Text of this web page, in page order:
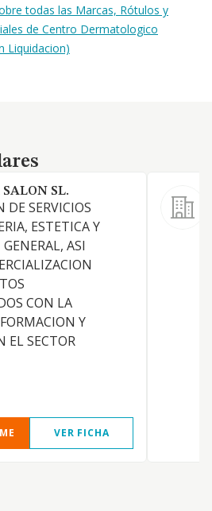
todas las Marcas, Rótulos y
de Centro Dermatologico
Liquidacion)
SL.
DE SERVICIOS
ESTETICA Y
ASI
CON LA
Y
EL SECTOR
VER FICHA